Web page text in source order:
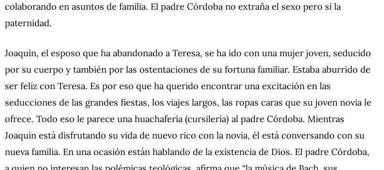
colaborando en asuntos de familia. El padre Córdoba no extraña el sexo pero sí la
paternidad.
Joaquín, el esposo que ha abandonado a Teresa, se ha ido con una mujer joven, seducido
por su cuerpo y también por las ostentaciones de su fortuna familiar. Estaba aburrido de
ser feliz con Teresa. Es por eso que ha querido encontrar una excitación en las
seducciones de las grandes fiestas, los viajes largos, las ropas caras que su joven novia le
ofrece. Todo eso le parece una huachafería (cursilería) al padre Córdoba. Mientras
Joaquín está disfrutando su vida de nuevo rico con la novia, él está conversando con su
nueva familia. En una ocasión están hablando de la existencia de Dios. El padre Córdoba,